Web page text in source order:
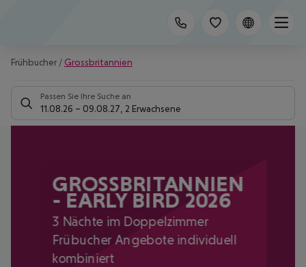
Frühbucher / Grossbritannien
Passen Sie Ihre Suche an
11.08.26 – 09.08.27 2 Erwachsene
GROSSBRITANNIEN -
EARLY BIRD 2026
3 Nächte im Doppelzimmer
Frübucher Angebote individuell
kombiniert